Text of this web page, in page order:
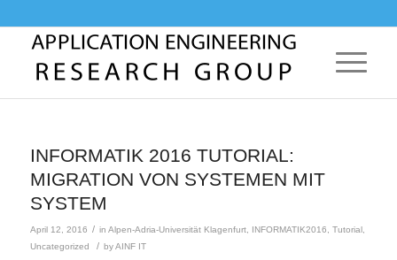
INFORMATIK 2016 TUTORIAL:
MIGRATION VON SYSTEMEN MIT
SYSTEM
April 12, 2016 / in Alpen-Adria-Universität Klagenfurt, INFORMATIK2016 Tutorial,
Uncategorized
/ byAINF IT